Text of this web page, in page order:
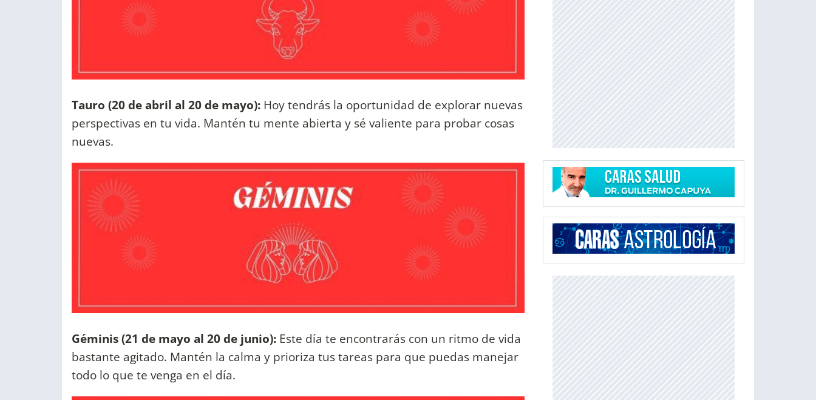
Tauro (20 de abril al 20 de mayo): Hoy tendrás la oportunidad de explorar nuevas
perspectivas en tu vida. Mantén tu mente abierta y sé valiente para probar cosas
nuevas.
Géminis (21 de mayo al 20 de junio): Este día te encontrarás con un ritmo de vida
bastante agitado. Mantén la calma y prioriza tus tareas para que puedas manejar
todo lo que te venga en el día.